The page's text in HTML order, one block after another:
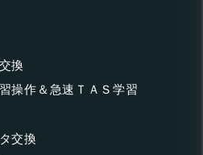
換
操作＆急速ＴＡＳ学習
交換